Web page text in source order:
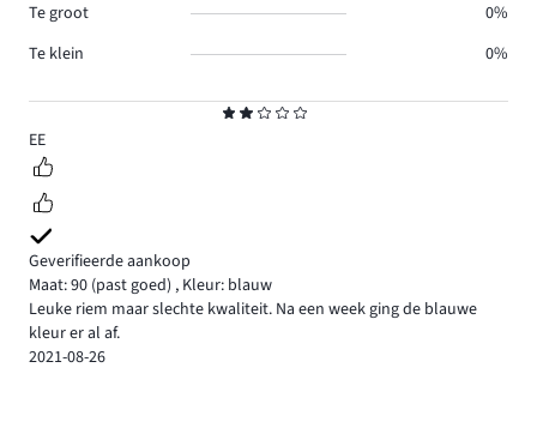
2
EE
Geverifieerde aankoop
Maat: 90 (past goed) , Kleur: blauw
Leuke riem maar slechte kwaliteit. Na een week ging de blauwe
kleur er al af.
2021-08-26
Te groot
0%
Te klein
0%